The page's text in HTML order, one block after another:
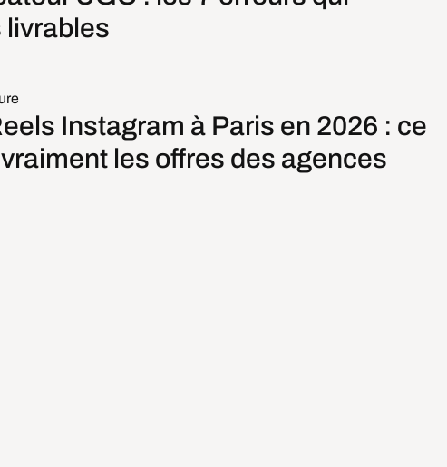
livrables
Instagram à Paris en 2026 : ce
les offres des agences